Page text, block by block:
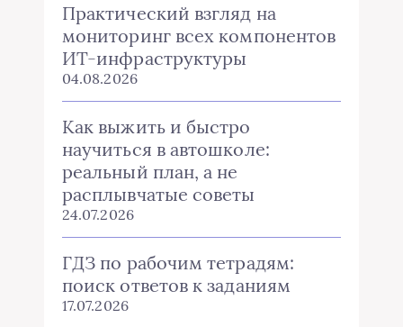
Практический взгляд на
мониторинг всех компонентов
ИТ-инфраструктуры
04.08.2026
Как выжить и быстро
научиться в автошколе:
реальный план, а не
расплывчатые советы
24.07.2026
ГДЗ по рабочим тетрадям:
поиск ответов к заданиям
17.07.2026